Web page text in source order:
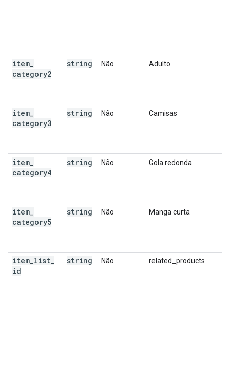
item
category2
string Não Adulto
item
category3
string Não Camisas
item
category4
string Não Gola redonda
item
category5
string Não Manga curta
item list
id
string Não related_products